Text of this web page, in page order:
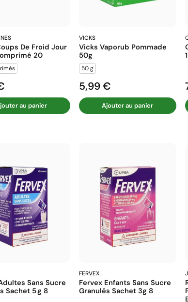
De Froid Jour
20
au panier
VICKS
Vicks Vaporub Pommade
50g
50 g
Prix
5,99 €
Ajouter au panier
Sans Sucre
Sachet 5 G 8
FERVEX
Fervex Enfants Sans Sucre
Granulés Sachet 3g 8